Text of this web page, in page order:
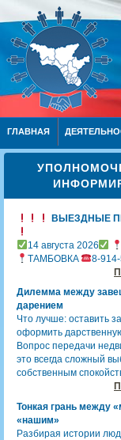
ГЛАВНАЯ
ВЫЕЗДНЫЕ
14 августа 2026
ТАМБОВКА
8-
Дилемма между
дарением
Что лучше: оставить
оформить
Вопрос передачи
это всегда сложный
собственным
Тонкая грань между
«нашим»
Разбирая истории